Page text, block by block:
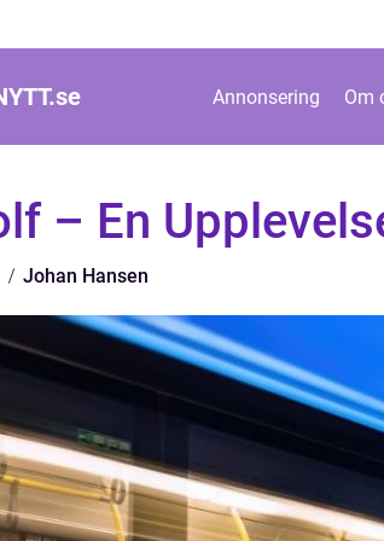
se Annonsering Om
– En
Johan Hansen